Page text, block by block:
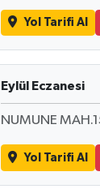
Yol Tarifi Al
Eylül Eczanesi
NUMUNE
Yol Tarifi Al